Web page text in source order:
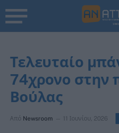
Τελευταίο
74χρονο στην
Βούλας
Από Newsroom 11 Ιουνίου, 2026